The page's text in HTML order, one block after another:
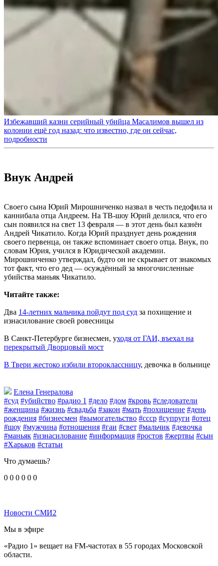
Избежавший казни серийный убийца Масалимов вышел из
колонии ещё год назад: что известно, где он сейчас,
подробности
Внук Андрей
Своего сына Юрий Мирошниченко назвал в честь педофила и
каннибала отца Андреем. На ТВ-шоу Юрий делился, что его
сын появился на свет 13 февраля — в этот день был казнён
Андрей Чикатило. Когда Юрий празднует день рождения
своего первенца, он также вспоминает своего отца. Внук, по
словам Юрия, учился в Юридической академии.
Мирошниченко утверждал, будто он не скрывает от знакомых
тот факт, что его дед — осуждённый за многочисленные
убийства маньяк Чикатило.
Читайте также:
Два 14-летних мальчика пойдут под суд за похищение и
изнасилование своей ровесницы
В Санкт-Петербурге бизнесмен, уходя от ГАИ, въехал на
перекрытый Дворцовый мост
В Твери жестоко избили второклассницу, девочка в больнице
Елена Генералова
#суд #убийство #радио 1 #дело #дом #кровь #следователи
#женщина #жизнь #свадьба #закон #мать #похищение #день
рождения #бизнесмен #вымогательство #ссср #супруги #отец
#шоу #мужчина #отношения #гаи #свет #мальчик #девочка
#маньяк #изнасилование #информация #ростов #жертвы #сын
#Харьков #статьи
Что думаешь?
0 0 0 0 0 0
Новости СМИ2
Мы в эфире
«Радио 1» вещает на FM-частотах в 55 городах Московской
области.